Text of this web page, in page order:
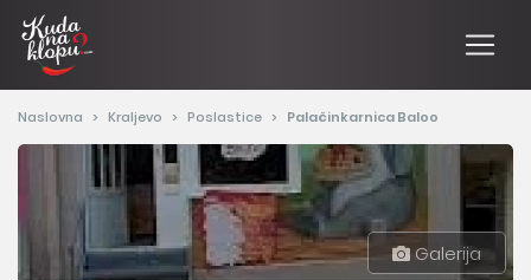
Naslovna Kraljevo Poslastice Palačinkarnica Baloo
Galerija